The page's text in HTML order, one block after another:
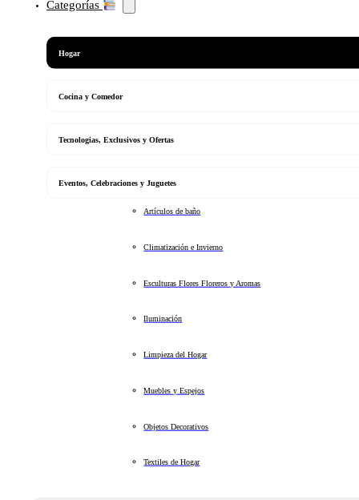
Categorías
Hogar
Cocina y Comedor
Tecnologias, Exclusivos y Ofertas
Eventos, Celebraciones y Juguetes
Artículos de baño
Climatización e Invierno
Esculturas Flores Floreros y Aromas
Iluminación
Limpieza del Hogar
Muebles y Espejos
Objetos Decorativos
Textiles de Hogar